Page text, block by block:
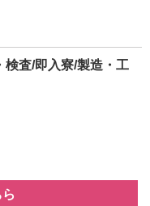
検査/即入寮/製造・工